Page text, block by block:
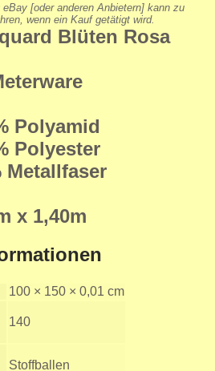
[oder anderen Anbietern] kann zu
wenn ein Kauf getätigt wird.
Blüten Rosa
Polyamid
Polyester
Metallfaser
x 1,40m
100 × 150 × 0,01 cm
140
Stoffballen